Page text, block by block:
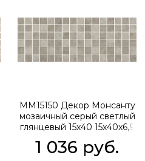
MM15150 Декор Монсанту
мозаичный серый светлый
глянцевый 15х40 15x40x6,9
1 036 руб.